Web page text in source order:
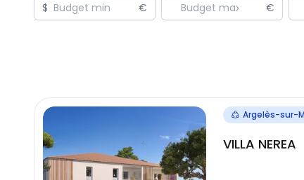
$ € €
Argelès-sur-
VILLA NEREA